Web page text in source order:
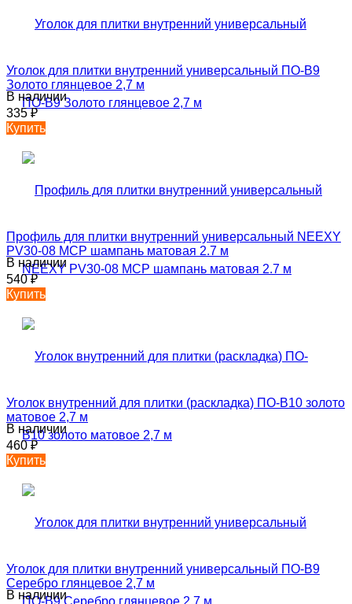
Уголок для плитки внутренний универсальный ПО-В9
Золото глянцевое 2,7 м
В наличии
335₽
Купить
Профиль для плитки внутренний универсальный NEEXY
PV30-08 MCP шампань матовая 2.7 м
В наличии
540₽
Купить
Уголок внутренний для плитки (раскладка) ПО-В10 золото
матовое 2,7 м
В наличии
460₽
Купить
Уголок для плитки внутренний универсальный ПО-В9
Серебро глянцевое 2,7 м
В наличии